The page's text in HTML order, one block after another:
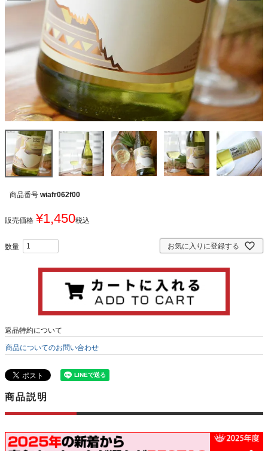
商品番号 wiafr062f00
販売価格 ¥1,450税込
お気に入りに登録する
返品特約について
商品についてのお問い合わせ
商品説明